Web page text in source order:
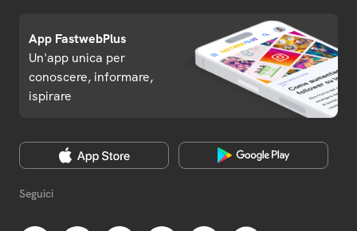
App FastwebPlus
Un'app unica per
conoscere, informare,
ispirare
Seguici